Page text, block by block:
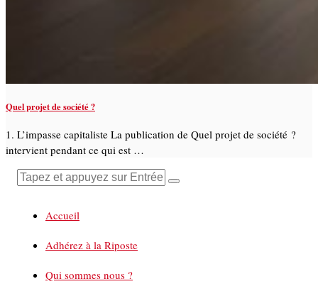
Quel projet de société ?
1. L’impasse capitaliste La publication de Quel projet de société ?
intervient pendant ce qui est …
Accueil
Adhérez à la Riposte
Qui sommes nous ?